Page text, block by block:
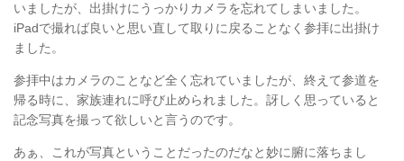
いましたが、出掛けにうっかりカメラを忘れてしまいました。
iPadで撮れば良いと思い直して取りに戻ることなく参拝に出掛け
ました。
参拝中はカメラのことなど全く忘れていましたが、終えて参道を
帰る時に、家族連れに呼び止められました。訝しく思っていると
記念写真を撮って欲しいと言うのです。
あぁ、これが写真ということだったのだなと妙に腑に落ちまし